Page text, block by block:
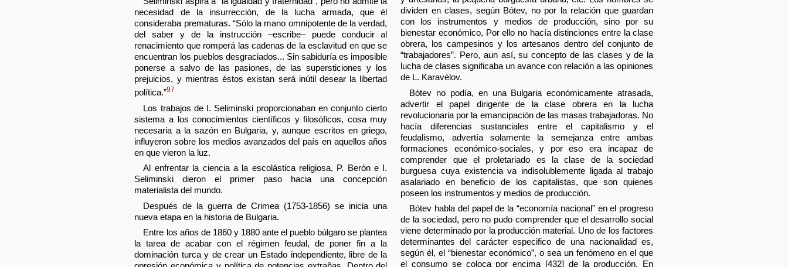
necesidad de la insurrección, de la lucha armada, que él
consideraba prematuras. “Sólo la mano omnipotente de la verdad,
del saber y de la instrucción –escribe– puede conducir al
renacimiento que romperá las cadenas de la esclavitud en que se
encuentran los pueblos desgraciados... Sin sabiduría es imposible
ponerse a salvo de las pasiones, de las supersticiones y los
prejuicios, y mientras éstos existan será inútil desear la libertad
política.”97
Los trabajos de I. Seliminski proporcionaban en conjunto cierto
sistema a los conocimientos científicos y filosóficos, cosa muy
necesaria a la sazón en Bulgaria, y, aunque escritos en griego,
influyeron sobre los medios avanzados del país en aquellos años
en que vieron la luz.
Al enfrentar la ciencia a la escolástica religiosa, P. Berón e I.
Seliminski dieron el primer paso hacia una concepción
materialista del mundo.
Después de la guerra de Crimea (1753-1856) se inicia una
nueva etapa en la historia de Bulgaria.
Entre los años de 1860 y 1880 ante el pueblo búlgaro se plantea
la tarea de acabar con el régimen feudal, de poner fin a la
dominación turca y de crear un Estado independiente, libre de la
dividen en clases, según Bótev, no por la relación que guardan
con los instrumentos y medios de producción, sino por su
bienestar económico, Por ello no hacía distinciones entre la clase
obrera, los campesinos y los artesanos dentro del conjunto de
“trabajadores”. Pero, aun así, su concepto de las clases y de la
lucha de clases significaba un avance con relación a las opiniones
de L. Karavélov.
Bótev no podía, en una Bulgaria económicamente atrasada,
advertir el papel dirigente de la clase obrera en la lucha
revolucionaria por la emancipación de las masas trabajadoras. No
hacía diferencias sustanciales entre el capitalismo y el
feudalismo, advertía solamente la semejanza entre ambas
formaciones económico-sociales, y por eso era incapaz de
comprender que el proletariado es la clase de la sociedad
burguesa cuya existencia va indisolublemente ligada al trabajo
asalariado en beneficio de los capitalistas, que son quienes
poseen los instrumentos y medios de producción.
Bótev habla del papel de la “economía nacional” en el progreso
de la sociedad, pero no pudo comprender que el desarrollo social
viene determinado por la producción material. Uno de los factores
determinantes del carácter especifico de una nacionalidad es,
según él, el “bienestar económico”, o sea un fenómeno en el que
el consumo se coloca por encima [432] de la producción. En